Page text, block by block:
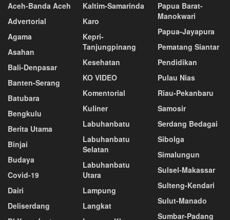
Aceh-Banda Aceh
Advertorial
Agama
Asahan
Bali-Denpasar
Banten-Serang
Batubara
Bengkulu
Berita Utama
Binjai
Budaya
Covid-19
Dairi
Deliserdang
Kaltim-Samarinda
Karo
Kepri-
Tanjungpinang
Kesehatan
KO VIDEO
Komentorial
Kuliner
Labuhanbatu
Labuhanbatu
Selatan
Labuhanbatu
Utara
Lampung
Langkat
Papua Barat-
Manokwari
Papua-Jayapura
Pematang Siantar
Pendidikan
Pulau Nias
Riau-Pekanbaru
Samosir
Serdang Bedagai
Sibolga
Simalungun
Sulsel-Makassar
Sulteng-Kendari
Sulut-Manado
Sumbar-Padang